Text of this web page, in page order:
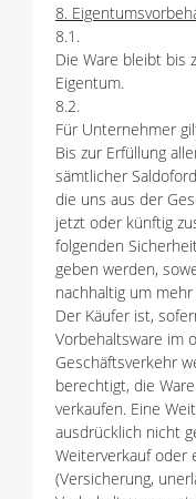
8.
8.1.
Die Ware bleibt bis
Eigentum.
8.2.
Für Unternehmer
Bis zur Erfüllung
sämtlicher
die uns aus der
jetzt oder künftig
folgenden
geben werden,
nachhaltig um
Der Käufer ist,
Vorbehaltsware im
Geschäftsverkehr
berechtigt, die
verkaufen. Eine
ausdrücklich nicht
Weiterverkauf oder
(Versicherung,